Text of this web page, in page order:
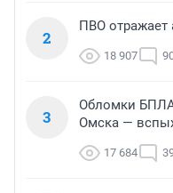
2
ПВО отражает
18 907
3
Обломки БПЛА
Омска —
17 684